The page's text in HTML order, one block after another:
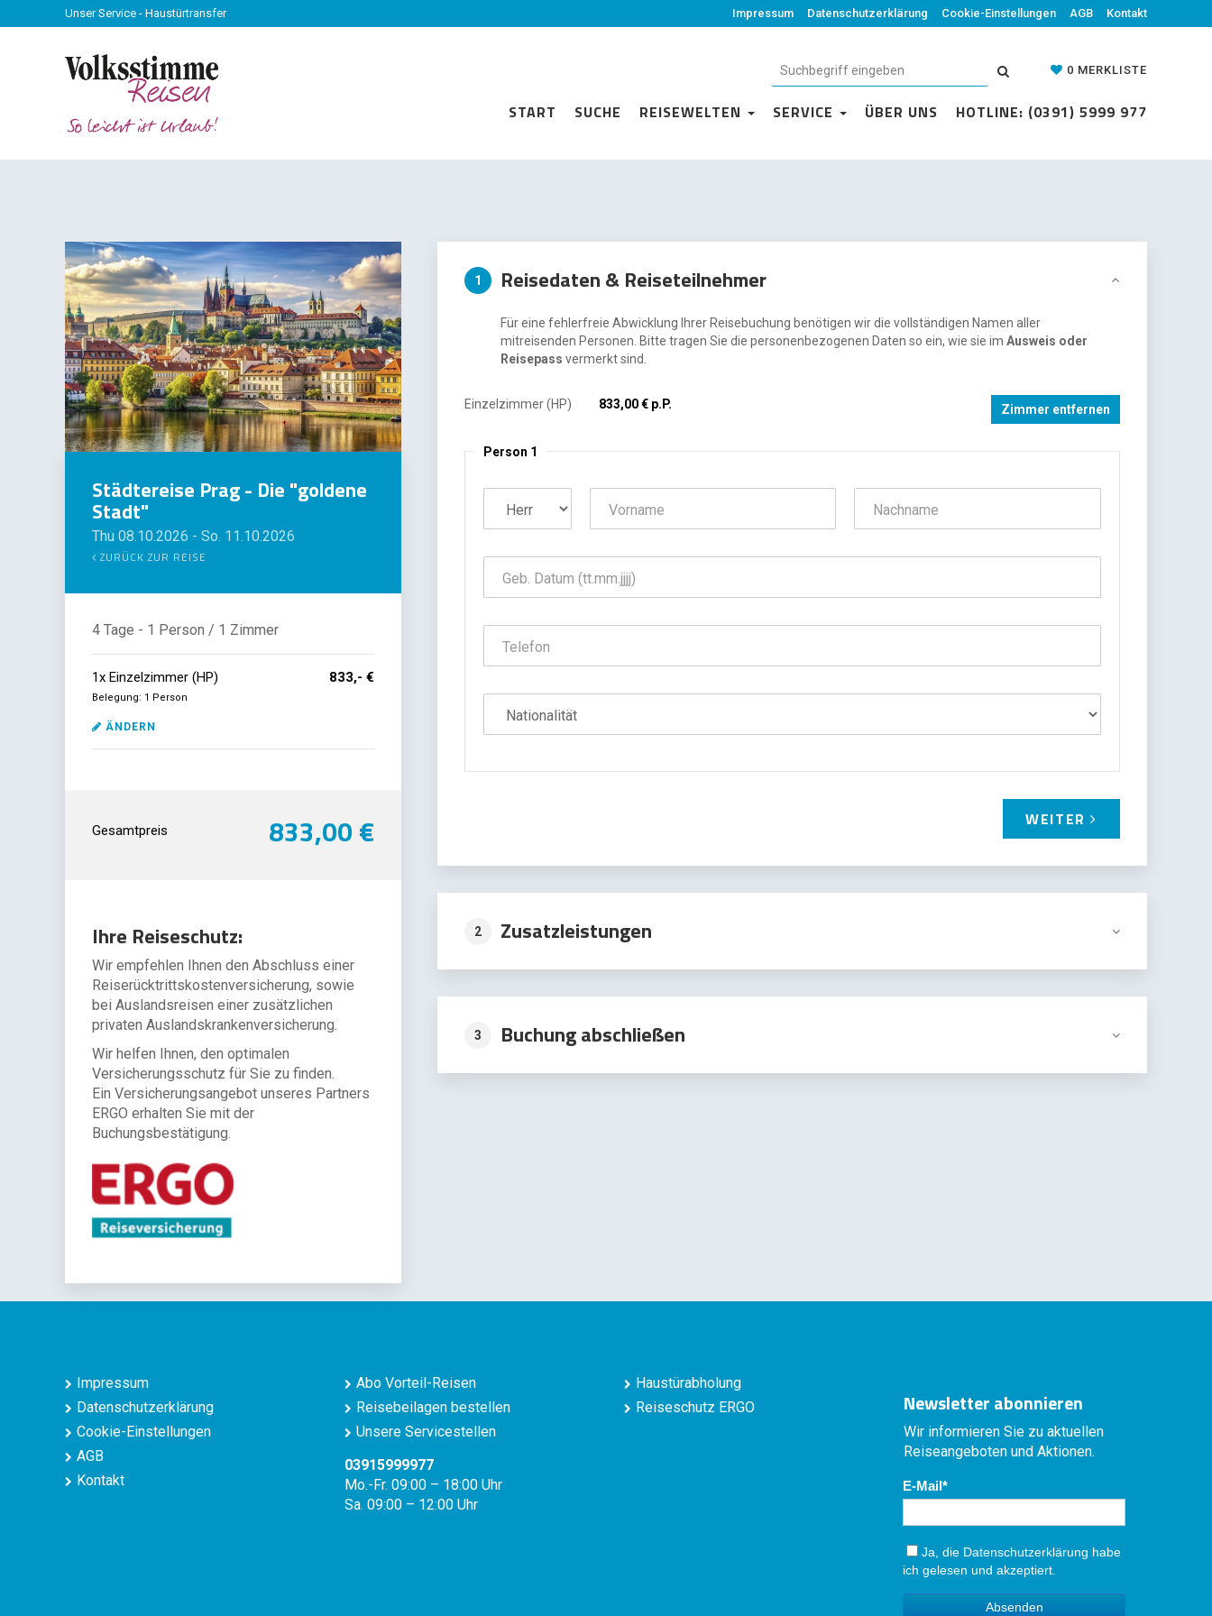
Unser Service - Haustürtransfer Impressum Datenschutzerklärung Cookie-Einstellungen AGB Kontakt
0 MERKLISTE
START SUCHE REISEWELTEN SERVICE ÜBER UNS HOTLINE: (0391) 5999 977
Städtereise Prag - Die "goldene
Stadt"
Thu 08.10.2026 - So. 11.10.2026
ZURÜCK ZUR REISE
4 Tage - 1 Person / 1 Zimmer
1x Einzelzimmer (HP) 833,- €
Belegung: 1 Person
ÄNDERN
Gesamtpreis 833,00 €
Ihre Reiseschutz:
Wir empfehlen Ihnen den Abschluss einer
Reiserücktrittskostenversicherung, sowie
bei Auslandsreisen einer zusätzlichen
privaten Auslandskrankenversicherung.
Wir helfen Ihnen, den optimalen
Versicherungsschutz für Sie zu finden.
Ein Versicherungsangebot unseres Partners
ERGO erhalten Sie mit der
Buchungsbestätigung.
1 Reisedaten & Reiseteilnehmer
Für eine fehlerfreie Abwicklung Ihrer Reisebuchung benötigen wir die vollständigen Namen aller
mitreisenden Personen. Bitte tragen Sie die personenbezogenen Daten so ein, wie sie imAusweis oder
Reisepass vermerkt sind.
Einzelzimmer (HP) 833,00 € p.P. Zimmer entfernen
Person 1
WEITER
2 Zusatzleistungen
3 Buchung abschließen
Impressum
Datenschutzerklärung
Cookie-Einstellungen
AGB
Kontakt
Abo Vorteil-Reisen
Reisebeilagen bestellen
Unsere Servicestellen
03915999977
Mo.-Fr. 09:00 – 18:00 Uhr
Sa. 09:00 – 12:00 Uhr
Haustürabholung
Reiseschutz ERGO
Newsletter abonnieren
Wir informieren Sie zu aktuellen
Reiseangeboten und Aktionen.
E-Mail
Ja, die Datenschutzerklärung habe
ich gelesen und akzeptiert.
Absenden